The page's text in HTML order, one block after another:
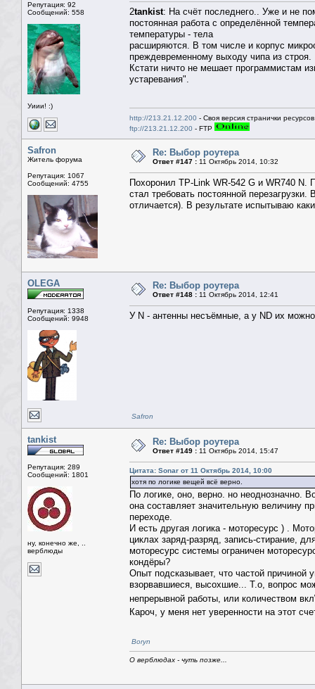
Репутация: 92
Сообщений: 558
Уиии! :)
2tankist: На счёт последнего.. Уже и не
постоянная работа с определённой
температуры - тела
расширяются. В том числе и корпус
преждевременному выходу чипа из
Кстати ничто не мешает программистам
устаревания".
http://213.21.12.200 - Своя версия странички
ftp://213.21.12.200 - FTP
Safron
Житель форума
Репутация: 1067
Сообщений: 4755
Re: Выбор роутера
Ответ #147 : 11 Октябрь 2014, 10:32
Похоронил TP-Link WR-542 G и WR740 N.
стал требовать постоянной
отличается). В результате испытываю
OLEGA
Репутация: 1338
Сообщений: 9948
Re: Выбор роутера
Ответ #148 : 11 Октябрь 2014, 12:41
У N - антенны несъёмные, а у ND их
Safron
tankist
Репутация: 289
Сообщений: 1801
ну, конечно же, ..
верблюды
Re: Выбор роутера
Ответ #149 : 11 Октябрь 2014, 15:47
Цитата: Sonar от 11 Октябрь 2014, 10:00
хотя по логике вещей всё верно.
По логике, оно, верно. но неоднозначно.
она составляет значительную величину
переходе.
И есть другая логика - моторесурс ) .
циклах заряд-разряд, запись-стирание,
моторесурс системы ограничен
кондёры?
Опыт подсказывает, что частой
взорвавшиеся, высохшие... Т.о, вопрос
непрерывной работы, или количеством
Кароч, у меня нет уверенности на этот
Boryn
О верблюдах - чуть позже...